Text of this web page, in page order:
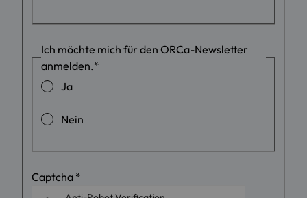
Ich möchte mich für den ORCa-Newsletter
anmelden.*
Ja
Nein
Captcha *